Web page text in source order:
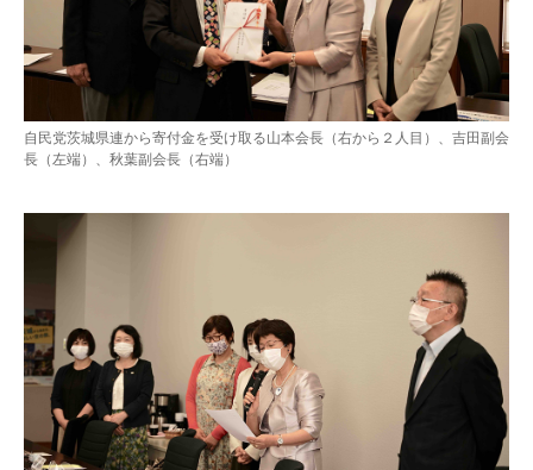
自民党茨城県連から寄付金を受け取る山本会長（右から２人目）、吉田副会
長（左端）、秋葉副会長（右端）